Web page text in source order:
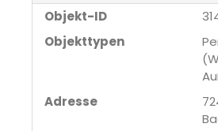
Objekt-ID
Objekttypen
Adresse